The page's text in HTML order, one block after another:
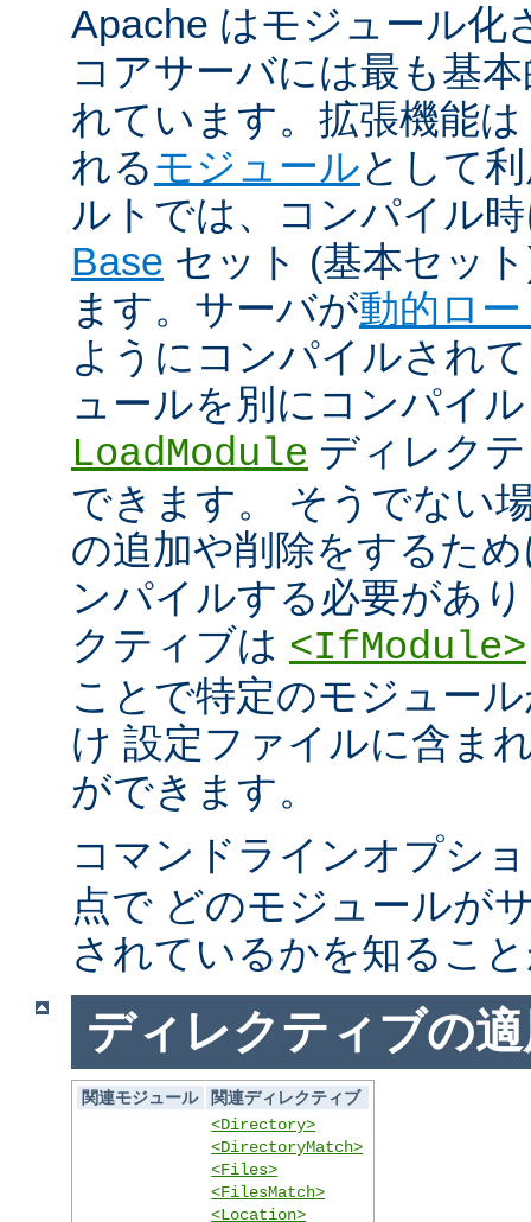
Apache はモジュール化
コアサーバには最も基
れています。拡張機能
れるモジュールとして
ルトでは、コンパイル
Base セット (基本セッ
ます。サーバが動的ロ
ようにコンパイルされ
ュールを別にコンパイ
LoadModule ディレク
できます。 そうでない
の追加や削除をするた
ンパイルする必要があ
クティブは <IfModule>
ことで特定のモジュー
け 設定ファイルに含ま
ができます。
コマンドラインオプシ
点で どのモジュールが
されているかを知るこ
ディレクティブの
関連モジュール
関連ディレクティブ
<Directory>
<DirectoryMatch>
<Files>
<FilesMatch>
<Location>